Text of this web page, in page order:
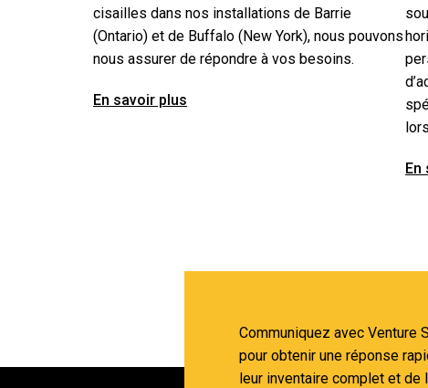
cisailles dans nos installations de Barrie
(Ontario) et de Buffalo (New York), nous pouvons
nous assurer de répondre à vos besoins.
En savoir plus
En
Communiquez avec Venture
pour obtenir une réponse
leur inventaire complet et de